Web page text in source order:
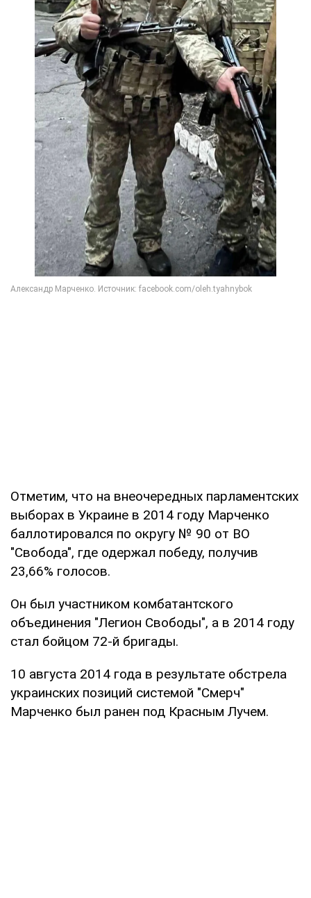
Отметим, что на внеочередных парламентских
выборах в Украине в 2014 году Марченко
баллотировался по округу № 90 от ВО
"Свобода", где одержал победу, получив
23,66% голосов.
Он был участником комбатантского
объединения "Легион Свободы", а в 2014 году
стал бойцом 72-й бригады.
10 августа 2014 года в результате обстрела
украинских позиций системой "Смерч"
Марченко был ранен под Красным Лучем.